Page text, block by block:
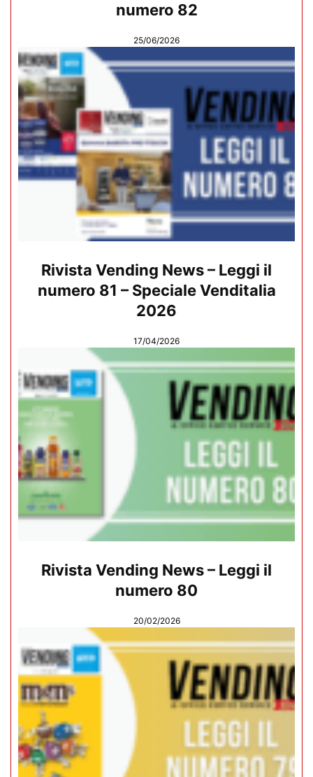
numero 82
25/06/2026
Rivista Vending News – Leggi il
numero 81 – Speciale Venditalia
2026
17/04/2026
Rivista Vending News – Leggi il
numero 80
20/02/2026